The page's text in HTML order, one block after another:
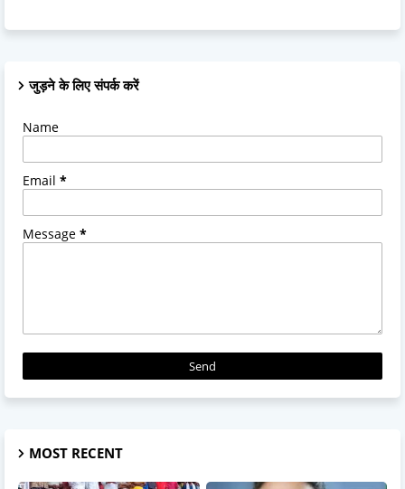
जुड़ने के लिए संपर्क करें
Name
Email *
Message *
MOST RECENT